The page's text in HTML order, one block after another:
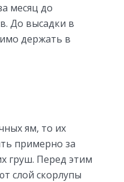
месяц до
До высадки в
держать в
ям, то их
примерно за
груш. Перед этим
слой скорлупы